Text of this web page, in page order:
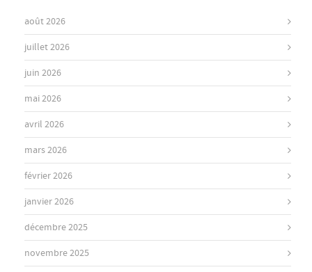
août 2026
juillet 2026
juin 2026
mai 2026
avril 2026
mars 2026
février 2026
janvier 2026
décembre 2025
novembre 2025